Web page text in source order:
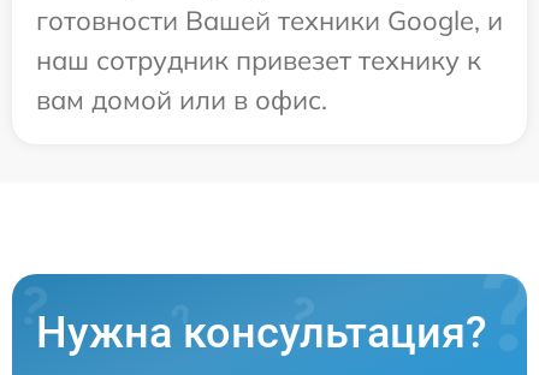
готовности Вашей техники Google, и
наш сотрудник привезет технику к
вам домой или в офис.
Нужна консультация?